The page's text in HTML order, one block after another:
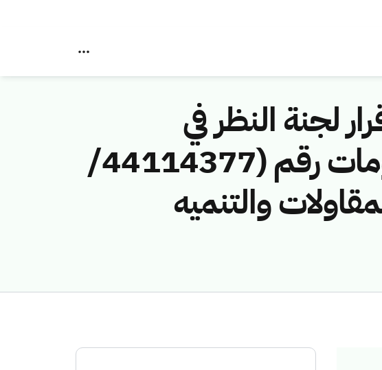
لجنة النظر في
مخالفات نظام الاتصالات وتقنية المعلومات رقم (44114377/
والتنميه